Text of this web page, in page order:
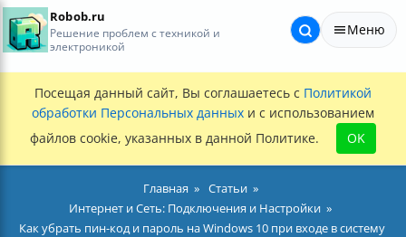
Robob.ru
Решение проблем с техникой и
электроникой
Меню
Посещая данный сайт, Вы соглашаетесь с Политикой
обработки Персональных данных и с использованием
файлов cookie, указанных в данной Политике.
OK
Главная
Статьи
Интернет и Сеть: Подключения и Настройки
Как убрать пин-код и пароль на Windows 10 при входе в систему